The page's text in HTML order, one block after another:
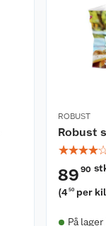
ROBUST
Robust
☆☆☆☆
89 90
(4 50 per
På